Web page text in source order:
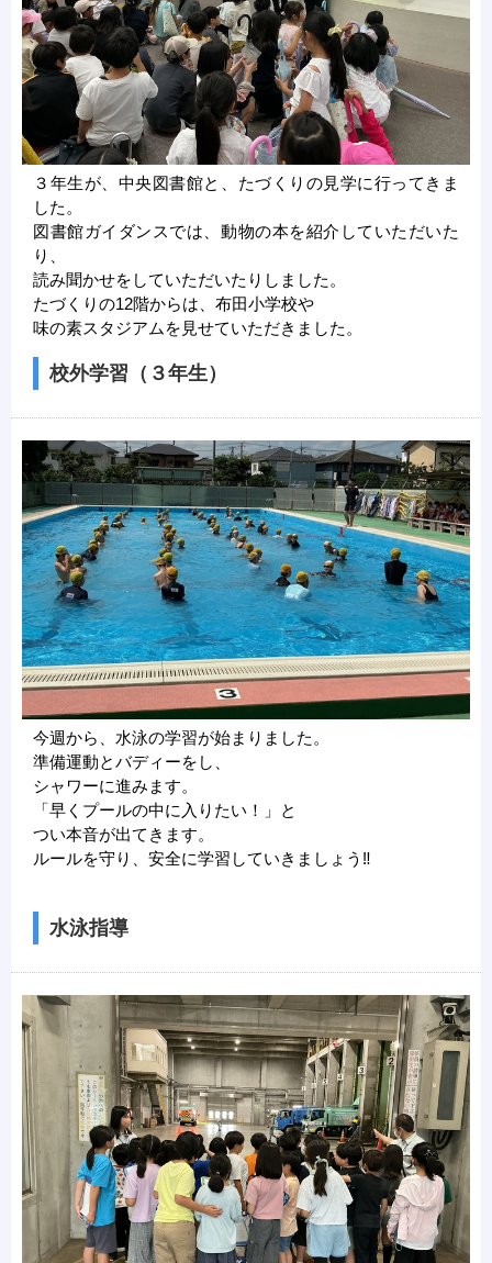
３年生が、中央図書館と、たづくりの見学に行ってきま
した。
図書館ガイダンスでは、動物の本を紹介していただいた
り、
読み聞かせをしていただいたりしました。
たづくりの12階からは、布田小学校や
味の素スタジアムを見せていただきました。
校外学習（３年生）
今週から、水泳の学習が始まりました。
準備運動とバディーをし、
シャワーに進みます。
「早くプールの中に入りたい！」と
つい本音が出てきます。
ルールを守り、安全に学習していきましょう‼
水泳指導